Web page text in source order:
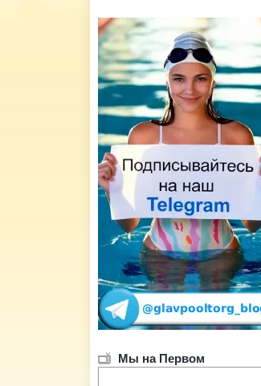
Мы на Первом